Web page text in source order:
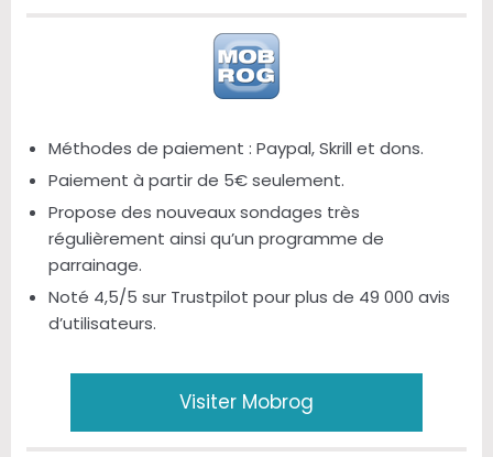
Méthodes de paiement : Paypal, Skrill et dons.
Paiement à partir de 5€ seulement.
Propose des nouveaux sondages très
régulièrement ainsi qu’un programme de
parrainage.
Noté 4,5/5 sur Trustpilot pour plus de 49 000 avis
d’utilisateurs.
Visiter Mobrog